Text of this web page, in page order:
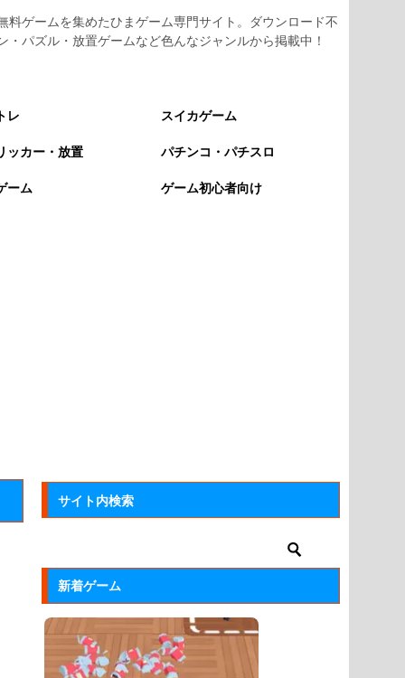
料ゲームを集めたひまゲーム専門サイト。ダウンロード不
パズル・放置ゲームなど色んなジャンルから掲載中！
レ スイカゲーム
ッカー・放置 パチンコ・パチスロ
ーム ゲーム初心者向け
サイト内検索
新着ゲーム